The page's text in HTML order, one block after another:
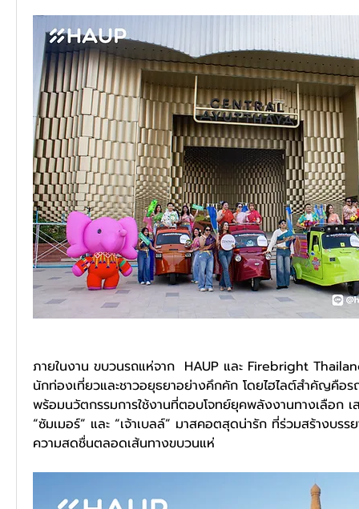
ภายในงาน ขบวนรถแห่จาก  HAUP และ Firebright
นักท่องเที่ยวและชาวอยุธยาอย่างคึกคัก โดยไฮไลต์สำคัญคือร
พร้อมนวัตกรรมการใช้งานที่ตอบโจทย์ยุคพลังงานทางเลือก
“ซัมเมอร์” และ “เจ้าเบลล์” มาสคอตสุดน่ารัก ที่ร่วมสร้างบรร
ความสดชื่นตลอดเส้นทางขบวนแห่